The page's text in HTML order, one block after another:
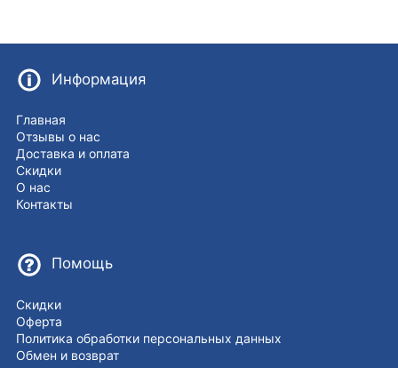
Информация
Главная
Отзывы о нас
Доставка и оплата
Скидки
О нас
Контакты
Помощь
Скидки
Оферта
Политика обработки персональных данных
Обмен и возврат